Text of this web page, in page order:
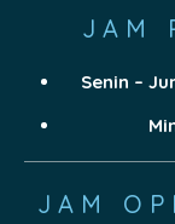
JAM
Senin –
JAM